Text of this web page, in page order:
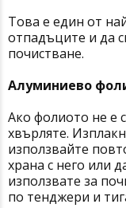
Това е един от
отпадъците и да
почистване.
Алуминиево
Ако фолиото не е
хвърляте.
използвайте
храна с него или
използвате за
по тенджери и